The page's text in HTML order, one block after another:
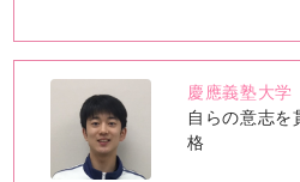
no
image
慶應義塾大学
自らの意志を
格